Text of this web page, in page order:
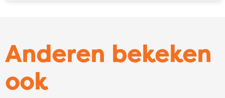
Anderen bekeken
ook